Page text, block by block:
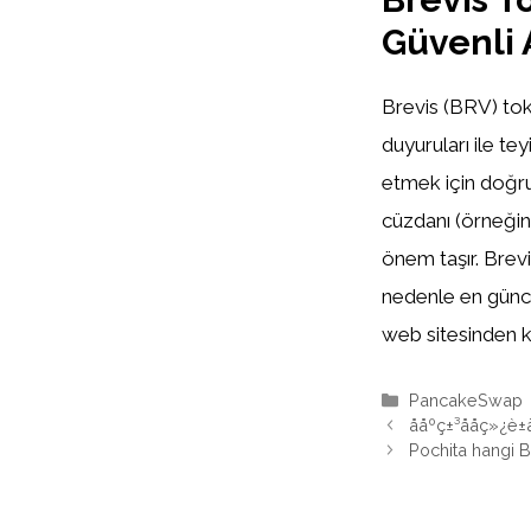
Güvenli
Brevis (BRV)
duyuruları ile
etmek için
cüzdanı
önem taşır.
nedenle en
web sitesinden
Kategoriler
PancakeSwap
Pochita hangi